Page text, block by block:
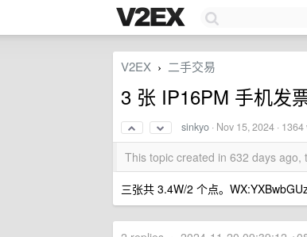
V2EX › 二手交易
3 张 IP16PM 手机发
sinkyo · Nov 15, 2024 ·
This topic created in 632 days
三张共 3.4W/2 个点。